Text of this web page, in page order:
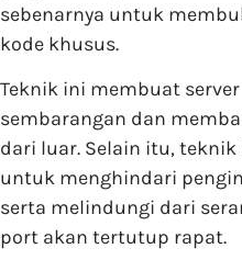
sebenarnya untuk
kode khusus.
Teknik ini membuat
sembarangan dan
dari luar. Selain itu,
untuk menghindari
serta melindungi dari
port akan tertutup rapat.